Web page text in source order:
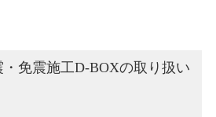
・免震施工D-BOXの取り扱い